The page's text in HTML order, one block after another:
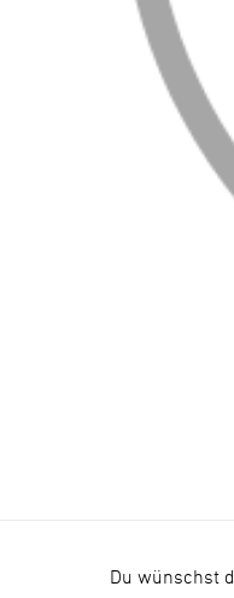
Du wünschst